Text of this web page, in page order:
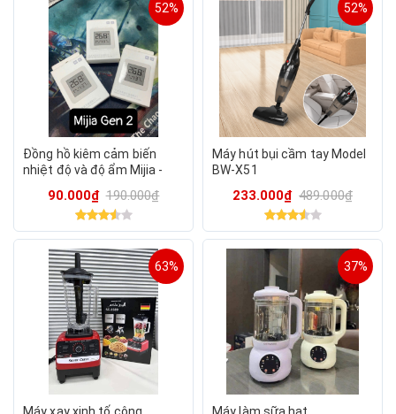
52%
Đồng hồ kiêm cảm biến
nhiệt độ và độ ẩm Mijia -
động thiết bị điện khác
90.000₫ 190.000₫
52%
Máy hút bụi cầm tay Model
BW-X51
233.000₫ 489.000₫
63% 37%